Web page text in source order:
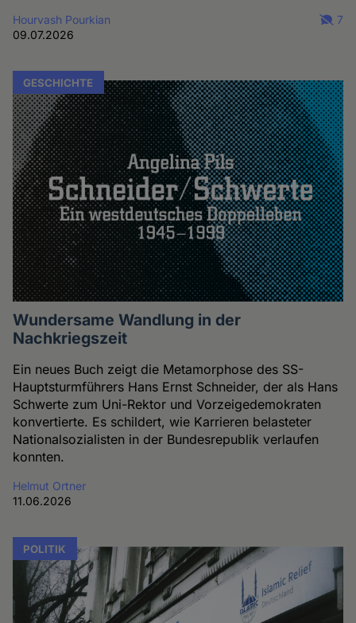
Hourvash Pourkian
09.07.2026
7
GESCHICHTE
Wundersame Wandlung in der
Nachkriegszeit
Ein neues Buch zeigt die Metamorphose des SS-
Hauptsturmführers Hans Ernst Schneider, der als Hans
Schwerte zum Uni-Rektor und Vorzeigedemokraten
konvertierte. Es schildert, wie Karrieren belasteter
Nationalsozialisten in der Bundesrepublik verlaufen
konnten.
Helmut Ortner
11.06.2026
POLITIK